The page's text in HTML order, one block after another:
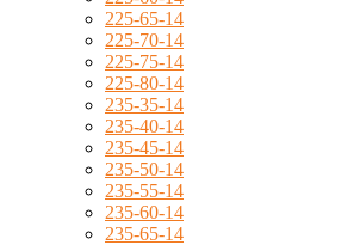
225-65-14
225-70-14
225-75-14
225-80-14
235-35-14
235-40-14
235-45-14
235-50-14
235-55-14
235-60-14
235-65-14